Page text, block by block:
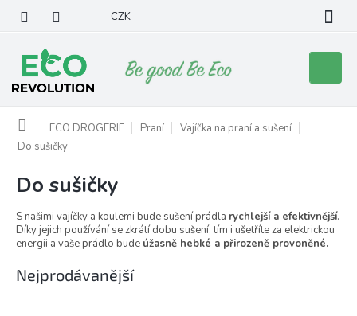
obsah
CZK
košík
Domů ECO DROGERIE Praní
Vajíčka na praní a sušení
Do sušičky
Do sušičky
S našimi vajíčky a koulemi bude sušení prádla rychlejší a efektivnější.
Díky jejich používání se zkrátí dobu sušení, tím i ušetříte za elektrickou
energii a vaše prádlo bude úžasně hebké a přirozeně provoněné.
Nejprodávanější